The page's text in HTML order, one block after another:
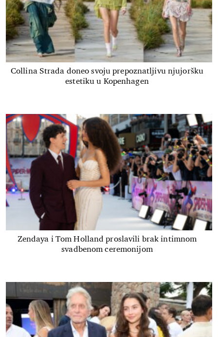
Collina Strada doneo svoju prepoznatljivu njujoršku
estetiku u Kopenhagen
Zendaya i Tom Holland proslavili brak intimnom
svadbenom ceremonijom